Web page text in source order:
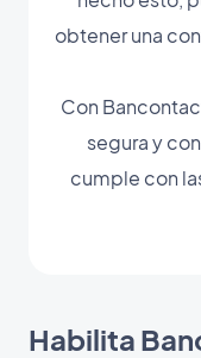
obtener una
Con
segura y
cumple con
Habilita